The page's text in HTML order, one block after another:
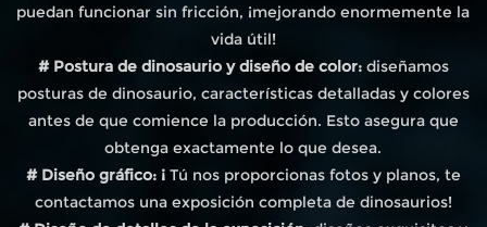
puedan funcionar sin fricción, ¡mejorando enormemente la
vida útil!
# Postura de dinosaurio y diseño de color:diseñamos
posturas de dinosaurio, características detalladas y colores
antes de que comience la producción. Esto asegura que
obtenga exactamente lo que desea.
# Diseño gráfico: ¡Tú nos proporcionas fotos y planos, te
contactamos una exposición completa de dinosaurios!